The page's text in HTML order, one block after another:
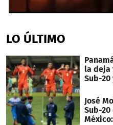
of
4
6
seconds
LO ÚLTIMO
la deja
Sub-20
José
Sub-20